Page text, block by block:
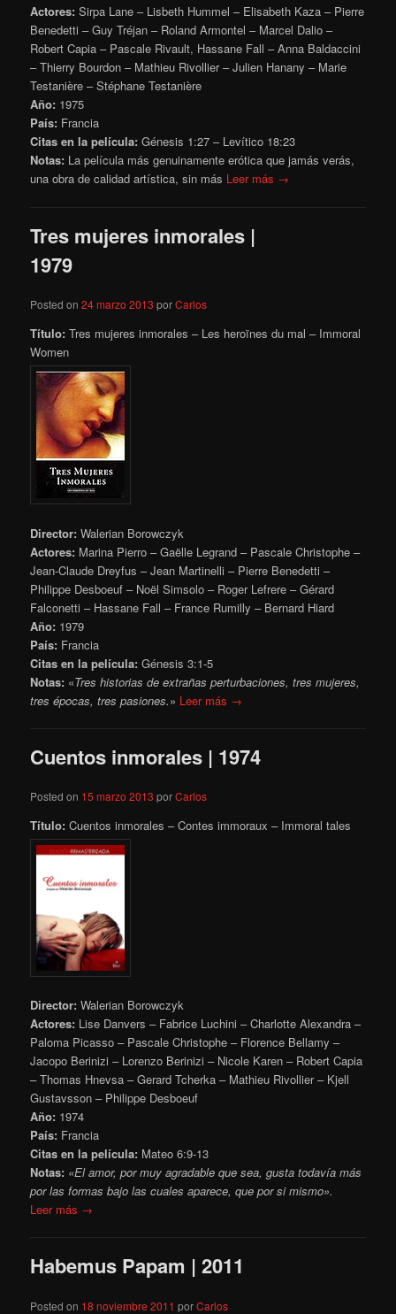
Actores: Sirpa Lane – Lisbeth Hummel – Elisabeth Kaza – Pierre
Benedetti – Guy Tréjan – Roland Armontel – Marcel Dalio –
Robert Capia – Pascale Rivault, Hassane Fall – Anna Baldaccini
– Thierry Bourdon – Mathieu Rivollier – Julien Hanany – Marie
Testanière – Stéphane Testanière
Año: 1975
País: Francia
Citas en la película: Génesis 1:27 – Levítico 18:23
Notas: La película más genuinamente erótica que jamás verás,
una obra de calidad artística, sin más Leer más →
Tres mujeres inmorales |
1979
Posted on24 marzo 2013 porCarlos
Título: Tres mujeres inmorales – Les heroïnes du mal – Immoral
Women
Director: Walerian Borowczyk
Actores: Marina Pierro – Gaëlle Legrand – Pascale Christophe –
Jean-Claude Dreyfus – Jean Martinelli – Pierre Benedetti –
Philippe Desboeuf – Noël Simsolo – Roger Lefrere – Gérard
Falconetti – Hassane Fall – France Rumilly – Bernard Hiard
Año: 1979
País: Francia
Citas en la película: Génesis 3:1-5
Notas: «Tres historias de extrañas perturbaciones, tres mujeres,
tres épocas, tres pasiones.» Leer más →
Cuentos inmorales | 1974
Posted on 15 marzo 2013 porCarlos
Título: Cuentos inmorales – Contes immoraux – Immoral tales
Director: Walerian Borowczyk
Actores: Lise Danvers – Fabrice Luchini – Charlotte Alexandra –
Paloma Picasso – Pascale Christophe – Florence Bellamy –
Jacopo Berinizi – Lorenzo Berinizi – Nicole Karen – Robert Capia
– Thomas Hnevsa – Gerard Tcherka – Mathieu Rivollier – Kjell
Gustavsson – Philippe Desboeuf
Año: 1974
País: Francia
Citas en la película: Mateo 6:9-13
Notas: «El amor, por muy agradable que sea, gusta todavía más
por las formas bajo las cuales aparece, que por si mismo».
Leer más →
Habemus Papam | 2011
Posted on 18 noviembre 2011 porCarlos